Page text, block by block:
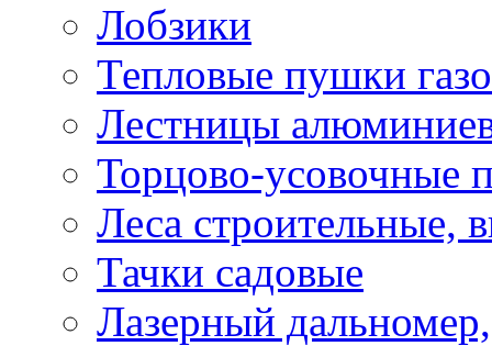
Лобзики
Тепловые пушки
Лестницы
Торцово-усовочные
Леса строительные,
Тачки садовые
Лазерный дальномер,